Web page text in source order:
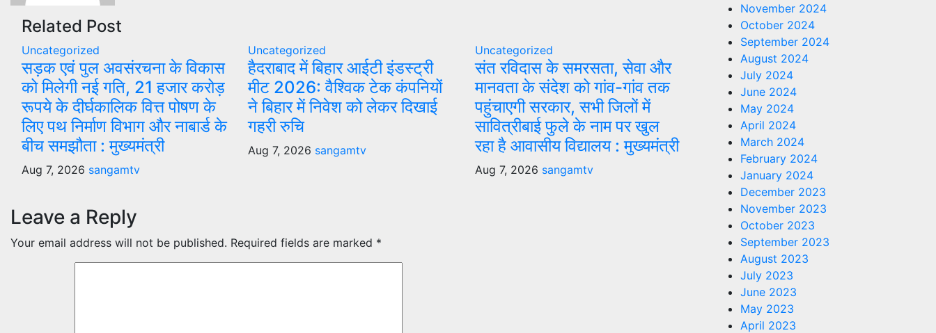
Related Post
Uncategorized
सड़क एवं पुल अवसंरचना के विकास
को मिलेगी नई गति, 21 हजार करोड़
रूपये के दीर्घकालिक वित्त पोषण के
लिए पथ निर्माण विभाग और नाबार्ड के
बीच समझौता : मुख्यमंत्री
Aug 7, 2026 sangamtv
Uncategorized
हैदराबाद में बिहार आईटी इंडस्ट्री
मीट 2026: वैश्विक टेक कंपनियों
ने बिहार में निवेश को लेकर दिखाई
गहरी रुचि
Aug 7, 2026 sangamtv
Uncategorized
संत रविदास के समरसता, सेवा और
मानवता के संदेश को गांव-गांव तक
पहुंचाएगी सरकार, सभी जिलों में
सावित्रीबाई फुले के नाम पर खुल
रहा है आवासीय विद्यालय : मुख्यमंत्री
Aug 7, 2026 sangamtv
Leave a Reply
Your email address will not be published. Required fields are marked *
November 2024
October 2024
September 2024
August 2024
July 2024
June 2024
May 2024
April 2024
March 2024
February 2024
January 2024
December 2023
November 2023
October 2023
September 2023
August 2023
July 2023
June 2023
May 2023
April 2023